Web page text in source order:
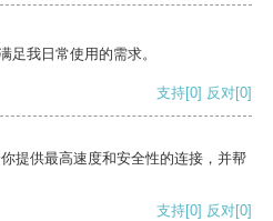
足我日常使用的需求。
支持[0] 反对[0]
提供最高速度和安全性的连接，并帮
支持[0] 反对[0]